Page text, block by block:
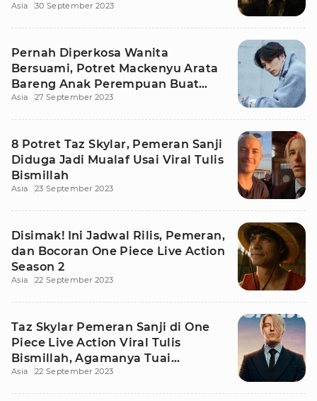
Asia 30 September 2023
Pernah Diperkosa Wanita
Bersuami, Potret Mackenyu Arata
Bareng Anak Perempuan Buat
Heboh
Asia 27 September 2023
8 Potret Taz Skylar, Pemeran Sanji
Diduga Jadi Mualaf Usai Viral Tulis
Bismillah
Asia 23 September 2023
Disimak! Ini Jadwal Rilis, Pemeran,
dan Bocoran One Piece Live Action
Season 2
Asia 22 September 2023
Taz Skylar Pemeran Sanji di One
Piece Live Action Viral Tulis
Bismillah, Agamanya Tuai
Perdebatan
Asia 22 September 2023